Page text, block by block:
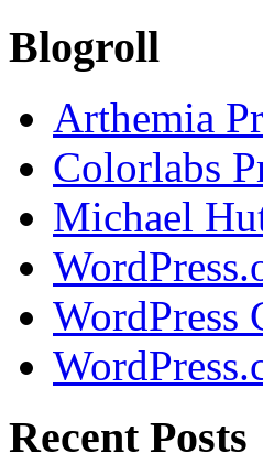
Blogroll
Arthemia
Colorlabs
Michael
WordPress
Recent Posts